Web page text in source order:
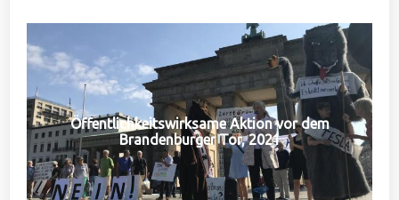
Öffentlichkeitswirksame Aktion vor dem
Brandenburger Tor, 2021